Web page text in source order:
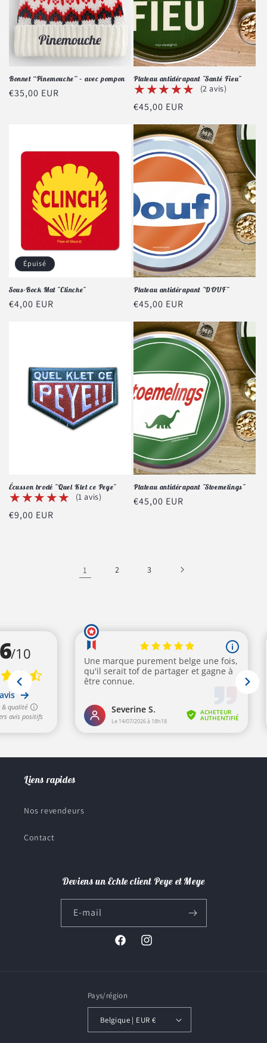
Bonnet “Pinemouche” – avec pompon
Prix
€35,00 EUR
Plateau antidérapant "Santé Fieu"
★★★★★
★★★★★ (2 avis)
Prix
€45,00 EUR
Épuisé
Sous-Bock Mat "Clinche"
Prix
€4,00 EUR
Plateau antidérapant "DOUF"
Prix
€45,00 EUR
Écusson brodé "Quel Klet ce Peye"
★★★★★
★★★★★ (1 avis)
Prix
€9,00 EUR
Plateau antidérapant "Stoemelings"
Prix
€45,00 EUR
1 2 3
Liens rapides
Nos revendeurs
Contact
Deviens un Echte client Peye et Meye
E-mail
FacebookInstagram
Pays/région
Belgique | EUR €